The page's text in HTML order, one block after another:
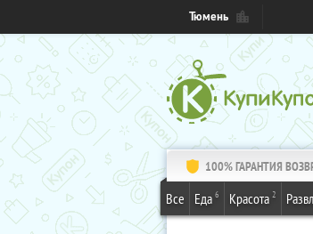
Тюмень
100% ГАРАНТИЯ
Все Еда 6 Красота 2